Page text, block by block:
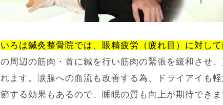
いろは鍼灸整骨院では、眼精疲労（疲れ目）に対し
の周辺の筋肉・首に鍼を行い筋肉の緊張を緩和させ
れます。涙腺への血流も改善する為、ドライアイも
節する効果もあるので、睡眠の質も向上が期待できま